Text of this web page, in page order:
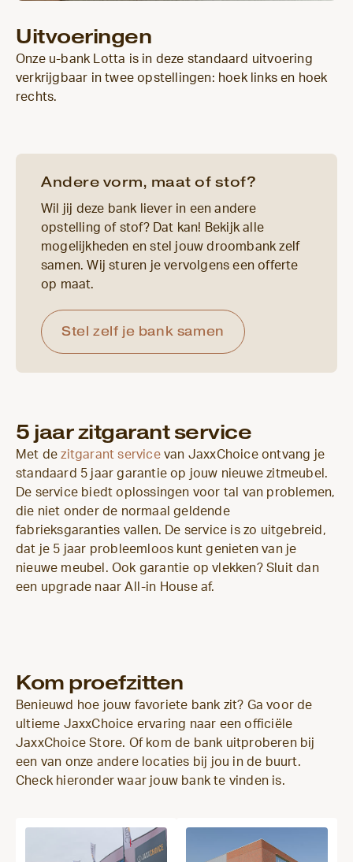
Uitvoeringen
Onze u-bank Lotta is in deze standaard uitvoering
verkrijgbaar in twee opstellingen: hoek links en hoek
rechts.
Andere vorm, maat of stof?
Wil jij deze bank liever in een andere
opstelling of stof? Dat kan! Bekijk alle
mogelijkheden en stel jouw droombank zelf
samen. Wij sturen je vervolgens een offerte
op maat.
Stel zelf je bank samen
5 jaar zitgarant service
Met dezitgarant servicevan JaxxChoice ontvang je
standaard 5 jaar garantie op jouw nieuwe zitmeubel.
De service biedt oplossingen voor tal van problemen,
die niet onder de normaal geldende
fabrieksgaranties vallen. De service is zo uitgebreid,
dat je 5 jaar probleemloos kunt genieten van je
nieuwe meubel. Ook garantie op vlekken? Sluit dan
een upgrade naar All-in House af.
Kom proefzitten
Benieuwd hoe jouw favoriete bank zit? Ga voor de
ultieme JaxxChoice ervaring naar een officiële
JaxxChoice Store. Of kom de bank uitproberen bij
een van onze andere locaties bij jou in de buurt.
Check hieronder waar jouw bank te vinden is.